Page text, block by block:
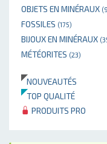
OBJETS EN MINÉRAUX
FOSSILES (175)
BIJOUX EN MINÉRAUX
MÉTÉORITES (23)
NOUVEAUTÉS
TOP QUALITÉ
PRODUITS PRO